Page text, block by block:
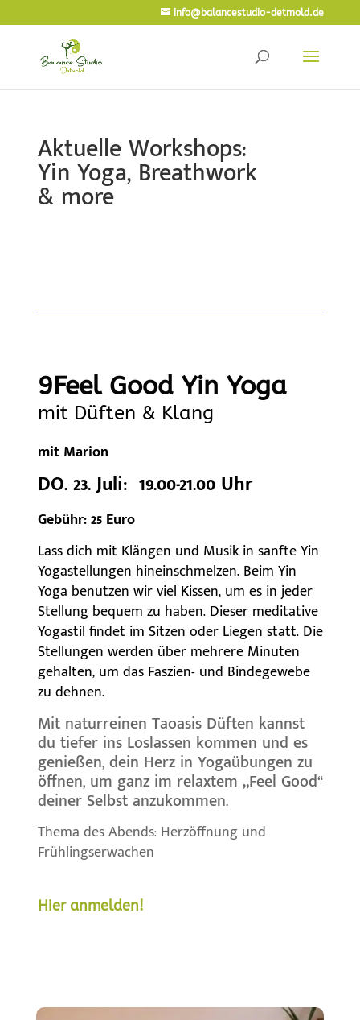
info@balancestudio-detmold.de
Aktuelle Workshops:
Yin Yoga, Breathwork
& more
9Feel Good Yin Yoga
mit Düften & Klang
mit Marion
DO. 23. Juli: 19.00-21.00 Uhr
Gebühr: 25 Euro
Lass dich mit Klängen und Musik in sanfte Yin
Yogastellungen hineinschmelzen. Beim Yin
Yoga benutzen wir viel Kissen, um es in jeder
Stellung bequem zu haben. Dieser meditative
Yogastil findet im Sitzen oder Liegen statt. Die
Stellungen werden über mehrere Minuten
gehalten, um das Faszien- und Bindegewebe
zu dehnen.
Mit naturreinen Taoasis Düften kannst
du tiefer ins Loslassen kommen und es
genießen, dein Herz in Yogaübungen zu
öffnen, um ganz im relaxtem „Feel Good“
deiner Selbst anzukommen.
Thema des Abends: Herzöffnung und
Frühlingserwachen
Hier anmelden!